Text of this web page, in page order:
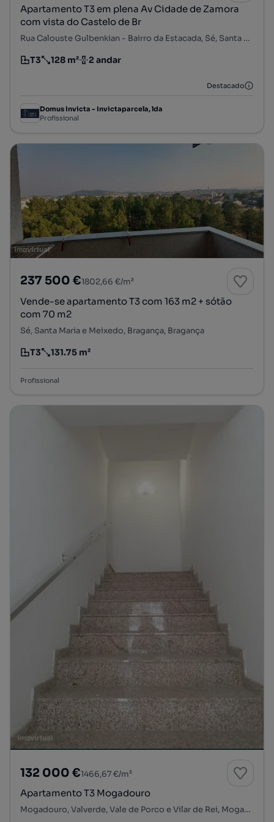
Apartamento T3 em plena Av Cidade de Zamora
com vista do Castelo de Br
Rua Calouste Gulbenkian - Bairro da Estacada, Sé, Santa Maria e Meixedo, Bragança, Bragança
Tipologia
T3
Preço por metro quadrado
128 m²
Andar 2 andar
Destacado
Domus Invicta - Invictaparcela, lda
Profissional
237 500 €1802,66 €/m²
Vende-se apartamento T3 com 163 m2 + sótão
com 70 m2
Sé, Santa Maria e Meixedo, Bragança, Bragança
Tipologia
T3
Preço por metro quadrado
131.75 m²
Profissional
132 000 €1466,67 €/m²
Apartamento T3 Mogadouro
Mogadouro, Valverde, Vale de Porco e Vilar de Rei, Mogadouro, Bragança